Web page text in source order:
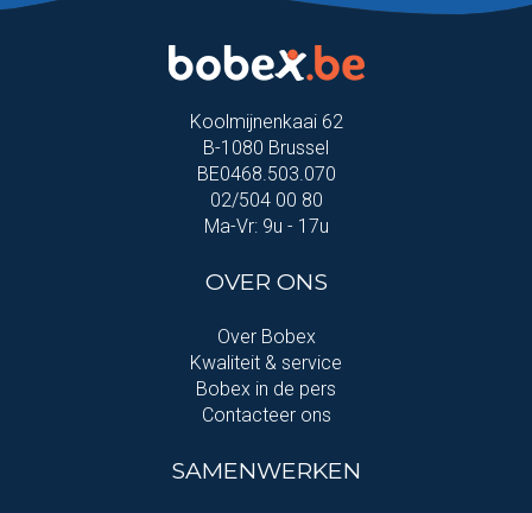
Koolmijnenkaai 62
B-1080 Brussel
BE0468.503.070
02/504 00 80
Ma-Vr: 9u - 17u
OVER ONS
Over Bobex
Kwaliteit & service
Bobex in de pers
Contacteer ons
SAMENWERKEN